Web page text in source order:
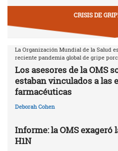
CRISIS DE
La Organización Mundial de la Salud
reciente pandemia global de gripe
Los asesores de la OMS
estaban vinculados a las
farmacéuticas
Deborah Cohen
Informe: la OMS exageró
H1N